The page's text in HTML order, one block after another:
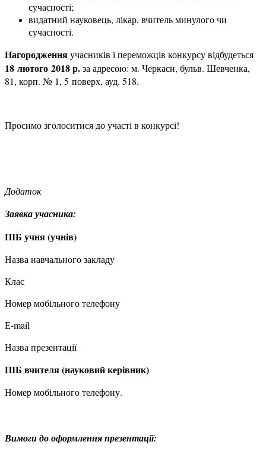
сучасності;
видатний науковець, лікар, вчитель минулого чи
сучасності.
Нагородженняучасників і переможців конкурсу відбудеться
18 лютого 2018 р.за адресою: м. Черкаси, бульв. Шевченка,
81, корп. № 1, 5 поверх, ауд. 518.
Просимо зголоситися до участі в конкурсі!
Додаток
Заявка учасника:
ПІБ учня (учнів)
Назва навчального закладу
Клас
Номер мобільного телефону
Е-mail
Назва презентації
ПІБ вчителя (науковий керівник)
Номер мобільного телефону.
Вимоги до оформлення презентації: